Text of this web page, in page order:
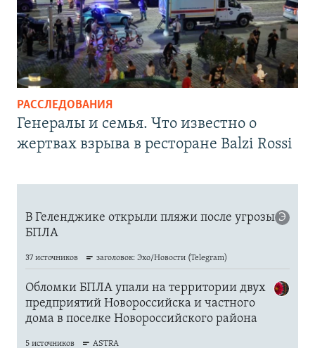
РАССЛЕДОВАНИЯ
Генералы и семья. Что известно о
жертвах взрыва в ресторане Balzi Rossi